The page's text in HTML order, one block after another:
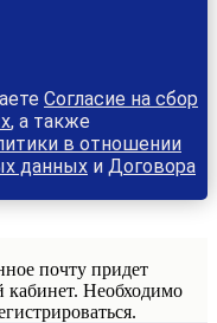
Согласие на сбор
, а также
в отношении
данных и Договора
почту придет
кабинет. Необходимо